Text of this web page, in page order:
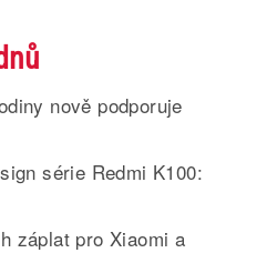
nově podporuje
série Redmi K100:
záplat pro Xiaomi a